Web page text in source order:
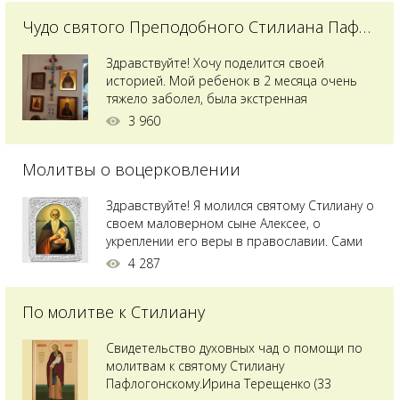
Чудо святого Преподобного Стилиана Пафлагонского
Здравствуйте! Хочу поделится своей
историей. Мой ребенок в 2 месяца очень
тяжело заболел, была экстренная
сложнейшая операция, состояние после
святого Владимира я увидела незнакомую
позже прочитав про него, узнала про
Преподобного...
3 960
Молитвы о воцерковлении
Здравствуйте! Я молился святому Стилиану о
своем маловерном сыне Алексее, о
укреплении его веры в православии. Сами
мы с супругой воцерковлены. Через год
вершину. Приложились к множеству святынь
4 287
По молитве к Стилиану
Свидетельство духовных чад о помощи по
молитвам к святому Стилиану
Пафлогонскому.Ирина Терещенко (33